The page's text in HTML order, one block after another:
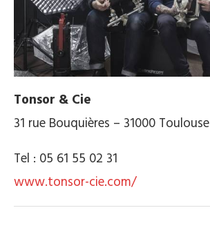
Tonsor & Cie
31 rue Bouquières – 31000 Toulouse
Tel : 05 61 55 02 31
www.tonsor-cie.com/